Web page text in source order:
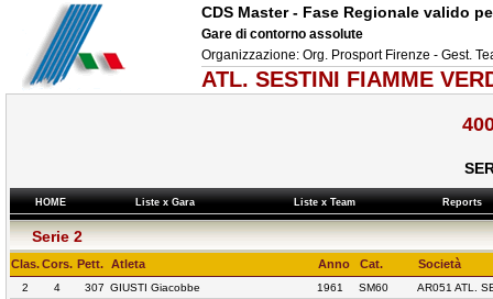
CDS Master - Fase Regionale valido
Gare di contorno assolute
Organizzazione: Org. Prosport Firenze - Gest.
ATL. SESTINI FIAMME
HOME Liste x Gara Liste x Team Reports
Serie 2
Clas.Cors. Pett. Atleta Anno Cat. Società
2 4 307 GIUSTI Giacobbe 1961 SM60 AR051 ATL.